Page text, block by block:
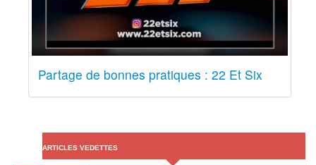
Partage de bonnes pratiques : 22 Et Six
ARTICLES VEDETTES